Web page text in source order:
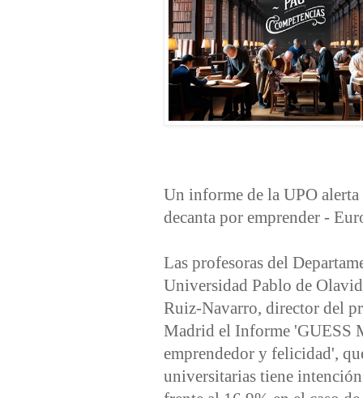
Un informe de la UPO alerta
decanta por emprender -
Las profesoras del
Universidad Pablo de
Ruiz-Navarro, director del
Madrid el Informe 'GUESS
emprendedor y felicidad',
universitarias tiene